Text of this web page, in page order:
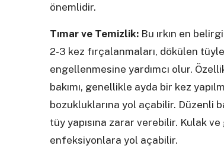
önemlidir.
Tımar ve Temizlik: Bu ırkın en
2-3 kez fırçalanmaları, dökülen
engellenmesine yardımcı olur.
bakımı, genellikle ayda bir kez
bozukluklarına yol açabilir. Düzenli
tüy yapısına zarar verebilir. Kulak
enfeksiyonlara yol açabilir.